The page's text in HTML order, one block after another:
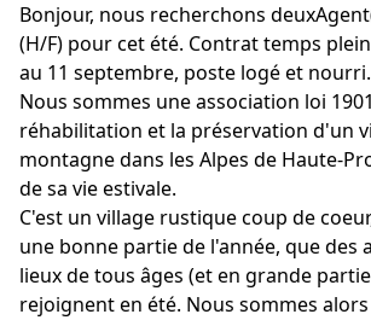
Bonjour, nous recherchons
(H/F) pour cet été. Contrat temps
au 11 septembre, poste logé et nourri.
Nous sommes une association loi
réhabilitation et la préservation d'un
montagne dans les Alpes de Haute-
de sa vie estivale.
C'est un village rustique coup de
une bonne partie de l'année, que des
lieux de tous âges (et en grande
rejoignent en été. Nous sommes